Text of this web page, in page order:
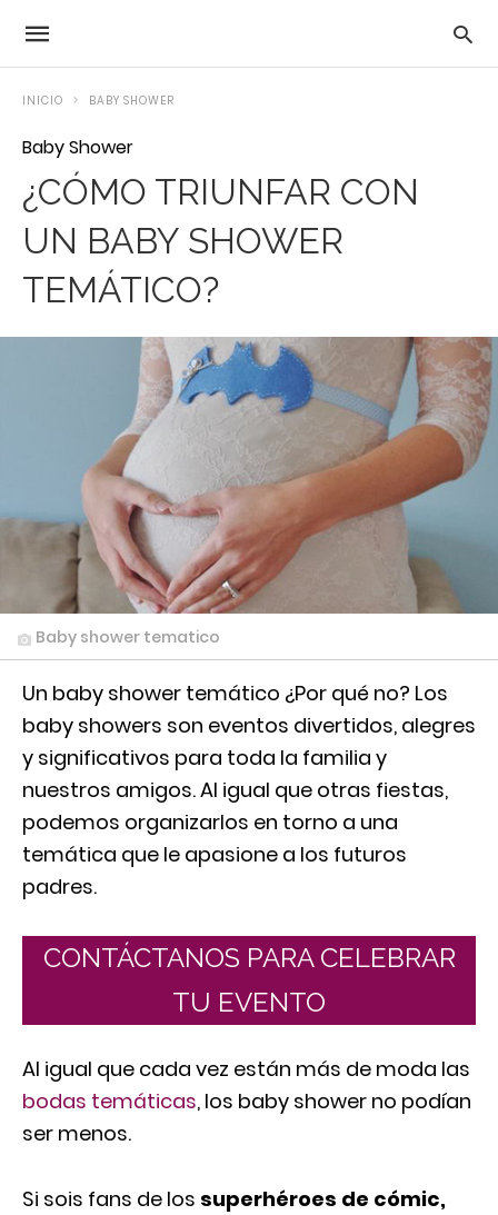
INICIO BABY SHOWER
Baby Shower
¿CÓMO TRIUNFAR CON
UN BABY SHOWER
TEMÁTICO?
Baby shower tematico
Un baby shower temático ¿Por qué no? Los
baby showers son eventos divertidos, alegres
y significativos para toda la familia y
nuestros amigos. Al igual que otras fiestas,
podemos organizarlos en torno a una
temática que le apasione a los futuros
padres.
CONTÁCTANOS PARA CELEBRAR
TU EVENTO
Al igual que cada vez están más de moda las
bodas temáticas, los baby shower no podían
ser menos.
Si sois fans de los superhéroes de cómic,